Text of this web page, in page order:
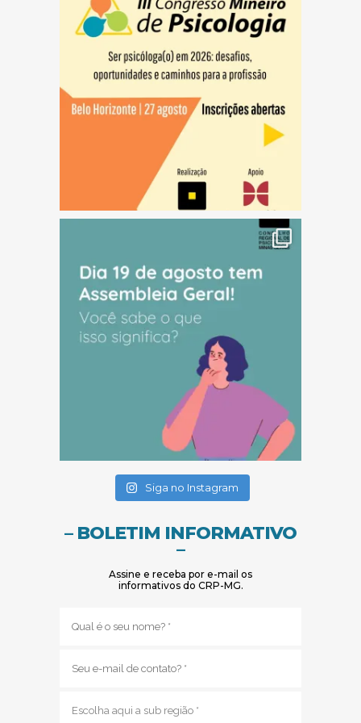
Siga no Instagram
– BOLETIM INFORMATIVO
–
Assine e receba por e-mail os
informativos do CRP-MG.
mail
região